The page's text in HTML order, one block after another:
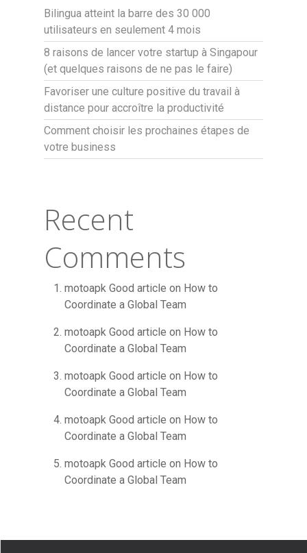
Bilingua atteint la barre des 30 000
utilisateurs en seulement 4 mois
8 raisons de lancer votre startup à Singapour
(et quelques raisons de ne pas le faire)
Favoriser une culture positive du travail à
distance pour accroître la productivité
Comment choisir les prochaines étapes de
votre business
Recent
Comments
motoapk Good article on How to
Coordinate a Global Team
motoapk Good article on How to
Coordinate a Global Team
motoapk Good article on How to
Coordinate a Global Team
motoapk Good article on How to
Coordinate a Global Team
motoapk Good article on How to
Coordinate a Global Team